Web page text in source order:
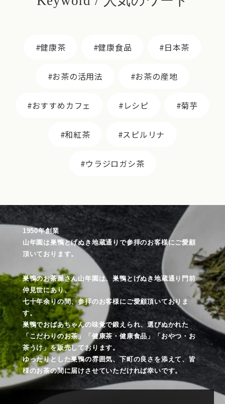
健康茶 健康食品 日本茶
お茶の活用法 お茶の産地
おすすめカフェ レシピ 菊芋
和紅茶 スピルリナ
ウラジロガシ茶
1950年創業
山年園は巣鴨とげぬき地蔵通りで参拝のお客様にご愛顧
頂いております。
巣鴨のお茶屋さん山年園は、巣鴨とげぬき地蔵通り門前
仲見世にあり、
七十年余りの間、参拝のお客様にご愛顧頂いておりま
す。
巣鴨でおばあちゃんの味覚で鍛えられ、選びぬかれた
「こだわりのお茶」「健康茶・健康食品」「おやつ・お
茶うけ」を販売しております。
ゆったりとした巣鴨の雰囲気、下町の良さを添えて、皆
様のお茶の間に届けさせていただければ幸いです。